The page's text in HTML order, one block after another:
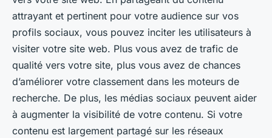
attrayant et pertinent pour votre audience sur vos
profils sociaux, vous pouvez inciter les utilisateurs à
visiter votre site web. Plus vous avez de trafic de
qualité vers votre site, plus vous avez de chances
d’améliorer votre classement dans les moteurs de
recherche. De plus, les médias sociaux peuvent aider
à augmenter la visibilité de votre contenu. Si votre
contenu est largement partagé sur les réseaux